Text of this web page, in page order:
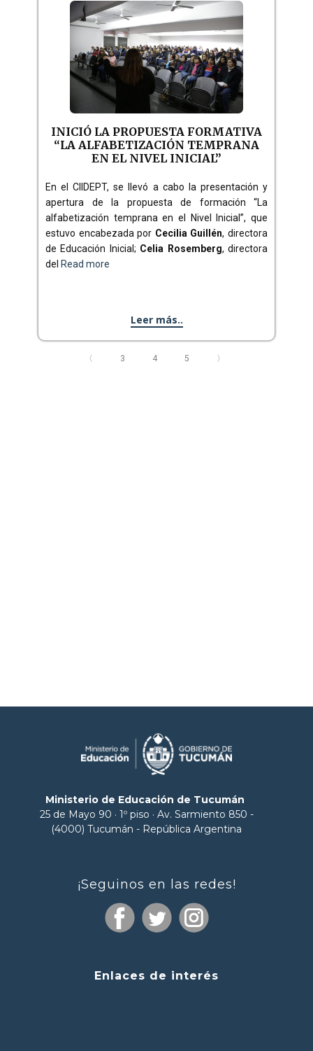
INICIÓ LA PROPUESTA FORMATIVA
“LA ALFABETIZACIÓN TEMPRANA
EN EL NIVEL INICIAL”
En el CIIDEPT, se llevó a cabo la presentación y
apertura de la propuesta de formación “La
alfabetización temprana en el Nivel Inicial”, que
estuvo encabezada por Cecilia Guillén, directora
de Educación Inicial; Celia Rosemberg, directora
del Read more
Leer más..
〈 3 4 5 〉
Ministerio de Educación de Tucumán
25 de Mayo 90 · 1º piso · Av. Sarmiento 850 -
(4000) Tucumán - República Argentina
¡Seguinos en las redes!
Enlaces de interés